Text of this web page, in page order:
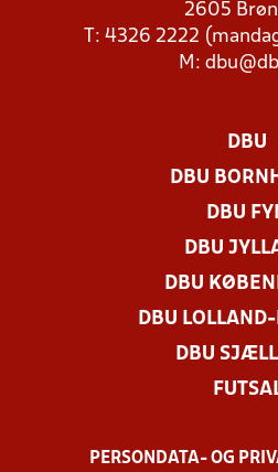
2605
T: 4326 2222
M:
DBU
DBU
DBU
DBU
DBU
DBU
DBU
PERSONDATA- OG